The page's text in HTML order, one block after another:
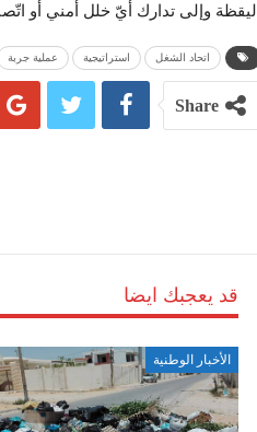
اليقظة وإلى تدارك أيّ خلل أمني أو
اتحاد الشغل استراتيجية عملية جربة
Share
قد يعجبك ايضا
الأخبار الوطنية